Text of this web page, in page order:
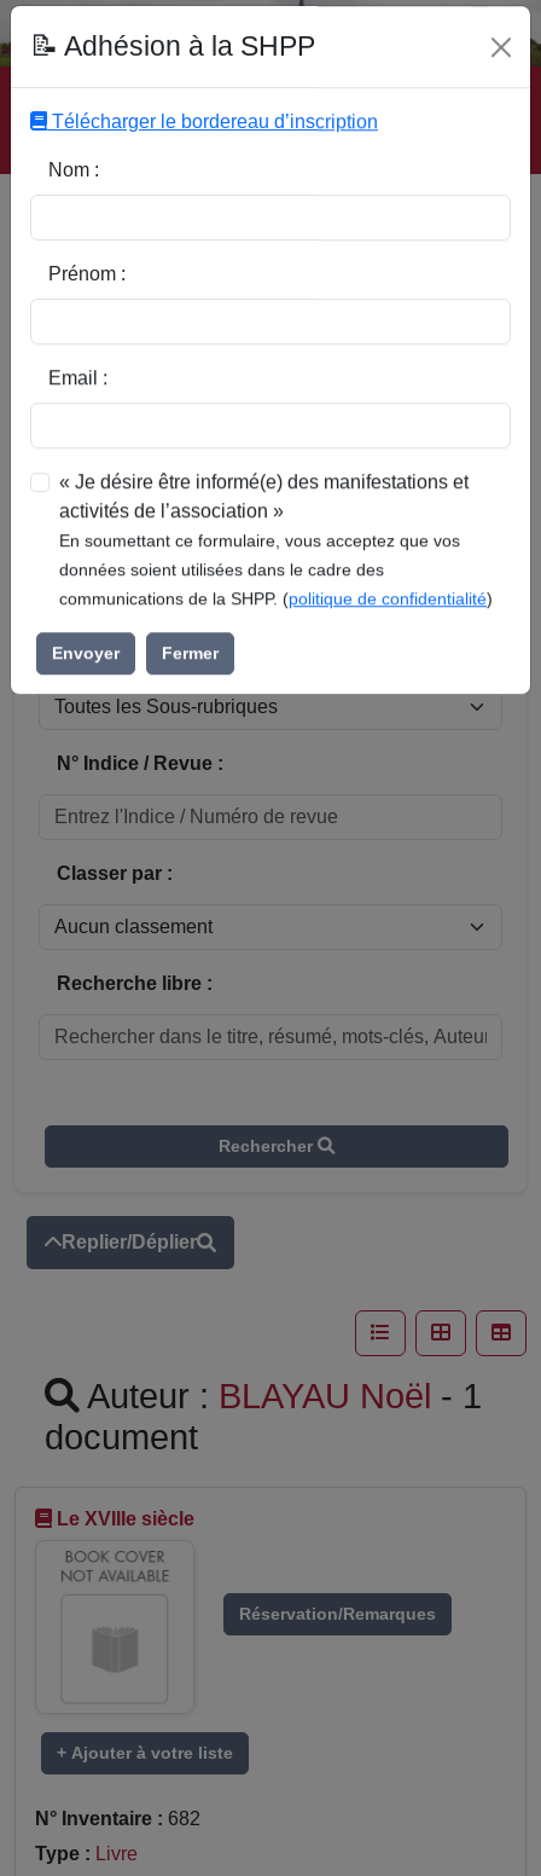
Accueil | Site SHPP | Auteurs | Editeurs | Rubriques |
Sous-Rubriques | Mots-Clefs | Contact
Réinitialiser
Sous-rubrique / Commune :
N° Indice / Revue :
Classer par :
Recherche libre :
Rechercher
Replier/Déplier
Auteur : BLAYAU Noël - 1
document
Le XVIIIe siècle
Réservation/Remarques
+ Ajouter à votre liste
N° Inventaire : 682
Type : Livre
📝 Adhésion à la SHPP
Télécharger le bordereau d’inscription
Nom :
Prénom :
Email :
« Je désire être informé(e) des manifestations et
activités de l’association »
En soumettant ce formulaire, vous acceptez que vos
données soient utilisées dans le cadre des
communications de la SHPP. (politique de confidentialité)
Envoyer Fermer